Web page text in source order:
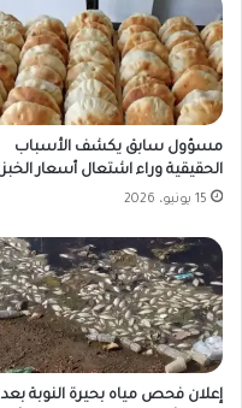
مسؤول سابق يكشف الأسباب
الحقيقية وراء اشتعال أسعار الخبز
15 يونيو، 2026
إعلان فحص مياه بحيرة النوبة بعد